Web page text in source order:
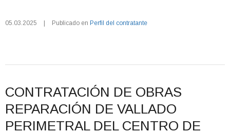
05.03.2025 Publicado en Perfil del contratante
CONTRATACIÓN DE OBRAS
REPARACIÓN DE VALLADO
PERIMETRAL DEL CENTRO DE